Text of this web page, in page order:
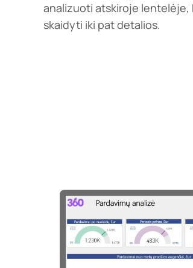
analizuoti atskiroje lentelėje,
skaidyti iki pat detalios.